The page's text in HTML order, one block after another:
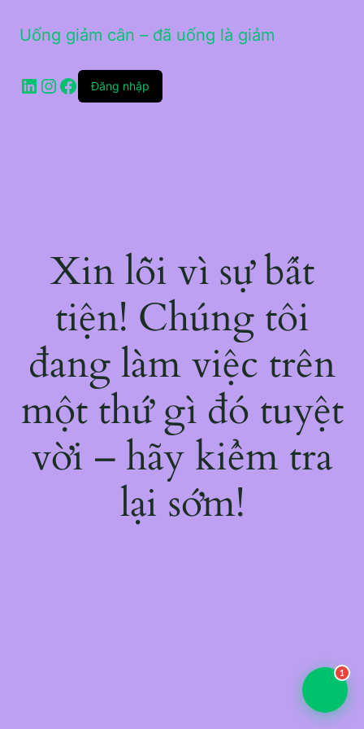
Uống giảm cân – đã uống là giảm
LinkedIn
Instagram
Facebook
Đăng nhập
Xin lỗi vì sự bất
tiện! Chúng tôi
đang làm việc trên
một thứ gì đó tuyệt
vời – hãy kiểm tra
lại sớm!
1